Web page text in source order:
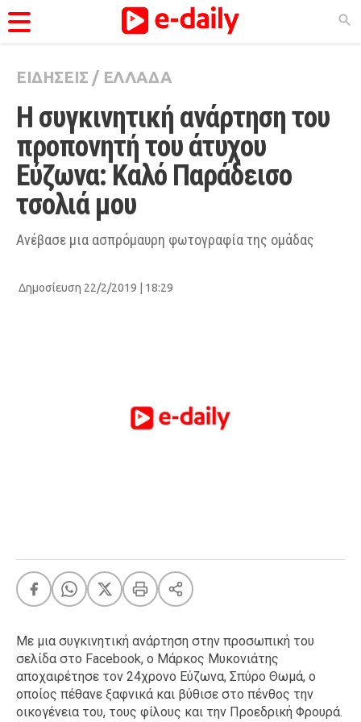
ΚΑΤΗΓΟΡΊΕΣ
Ειδήσεις
Θέματα
Videos
Podcasts
Viral
City Guide
A-List LGBTQI+
Xmas
LIFE
Food
Body+Mind
ΕΙΔΗΣΕΙΣ / ΕΛΛΑΔΑ
Η συγκινητική ανάρτηση του
προπονητή του άτυχου
Εύζωνα: Καλό Παράδεισο
τσολιά μου
Ανέβασε μια ασπρόμαυρη φωτογραφία της ομάδας
Δημοσίευση 22/2/2019 | 18:29
Με μια συγκινητική ανάρτηση στην προσωπική του
σελίδα στο Facebook, ο Μάρκος Μυκονιάτης
αποχαιρέτησε τον 24χρονο Εύζωνα, Σπύρο Θωμά, ο
οποίος πέθανε ξαφνικά και βύθισε στο πένθος την
οικογένεια του, τους φίλους και την Προεδρική Φρουρά.